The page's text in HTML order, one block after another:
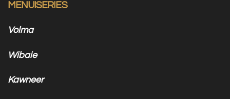
MENUISERIES
Volma
Wibaie
Kawneer